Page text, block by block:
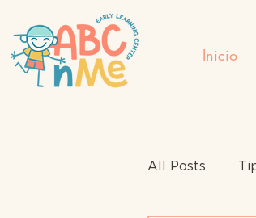
Inicio
All Posts